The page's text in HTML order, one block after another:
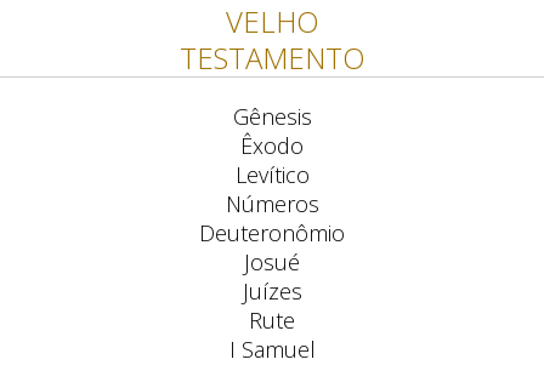
VELHO
TESTAMENTO
Gênesis
Êxodo
Levítico
Números
Deuteronômio
Josué
Juízes
Rute
I Samuel